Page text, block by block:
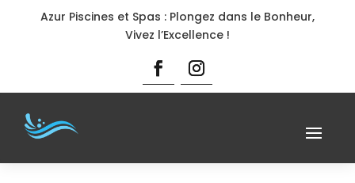
Azur Piscines et Spas : Plongez dans le Bonheur,
Vivez l’Excellence !